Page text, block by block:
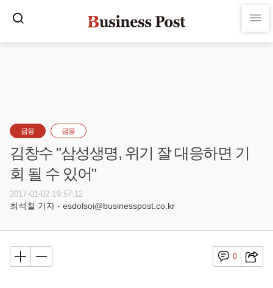
금융 금융
김창수 "삼성생명, 위기 잘 대응하면 기
회 될 수 있어"
2017-01-02 19:57:12
최석철 기자 - esdolsoi@businesspost.co.kr
0